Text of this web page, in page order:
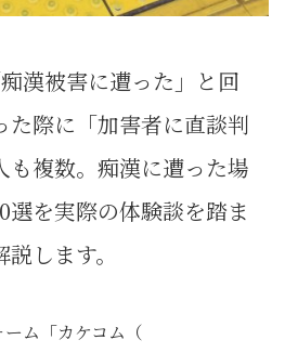
漢被害に遭った」と回
た際に「加害者に直談判
も複数。痴漢に遭った場
選を実際の体験談を踏ま
します。
ム「カケコム（